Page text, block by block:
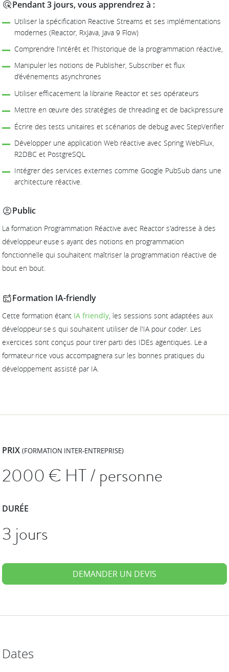
Pendant 3 jours, vous apprendrez à :
Utiliser la spécification Reactive Streams et ses implémentations
modernes (Reactor, RxJava, Java 9 Flow)
Comprendre l’intérêt et l’historique de la programmation réactive,
Manipuler les notions de Publisher, Subscriber et flux
d’événements asynchrones
Utiliser efficacement la librairie Reactor et ses opérateurs
Mettre en œuvre des stratégies de threading et de backpressure
Écrire des tests unitaires et scénarios de debug avec StepVerifier
Développer une application Web réactive avec Spring WebFlux,
R2DBC et PostgreSQL
Intégrer des services externes comme Google PubSub dans une
architecture réactive.
Public
La formation Programmation Réactive avec Reactor s'adresse à des
développeur·euse·s ayant des notions en programmation
fonctionnelle qui souhaitent maîtriser la programmation réactive de
bout en bout.
Formation IA-friendly
Cette formation étant IA friendly, les sessions sont adaptées aux
développeur·se·s qui souhaitent utiliser de l'IA pour coder. Les
exercices sont conçus pour tirer parti des IDEs agentiques. Le·a
formateur·rice vous accompagnera sur les bonnes pratiques du
développement assisté par IA.
PRIX(FORMATION INTER-ENTREPRISE)
2000€ HT / personne
DURÉE
3 jours
DEMANDER UN DEVIS
Dates